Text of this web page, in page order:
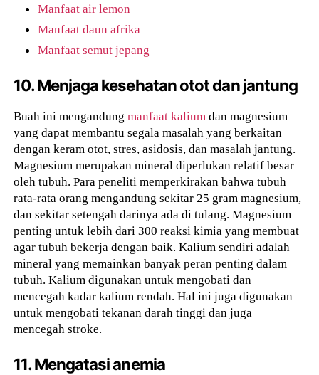
Manfaat air lemon
Manfaat daun afrika
Manfaat semut jepang
10. Menjaga kesehatan otot dan jantung
Buah ini mengandungmanfaat kalium dan magnesium
yang dapat membantu segala masalah yang berkaitan
dengan keram otot, stres, asidosis, dan masalah jantung.
Magnesium merupakan mineral diperlukan relatif besar
oleh tubuh. Para peneliti memperkirakan bahwa tubuh
rata-rata orang mengandung sekitar 25 gram magnesium,
dan sekitar setengah darinya ada di tulang. Magnesium
penting untuk lebih dari 300 reaksi kimia yang membuat
agar tubuh bekerja dengan baik. Kalium sendiri adalah
mineral yang memainkan banyak peran penting dalam
tubuh. Kalium digunakan untuk mengobati dan
mencegah kadar kalium rendah. Hal ini juga digunakan
untuk mengobati tekanan darah tinggi dan juga
mencegah stroke.
11. Mengatasi anemia